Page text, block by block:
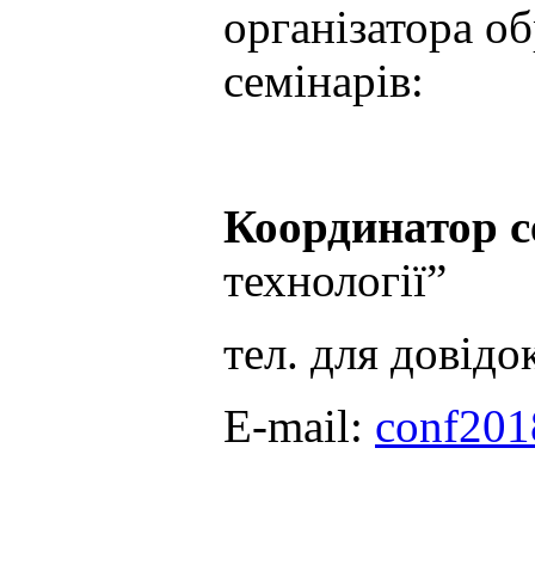
організатора
семінарів:
Координатор
технології”
тел. для
E-mail: